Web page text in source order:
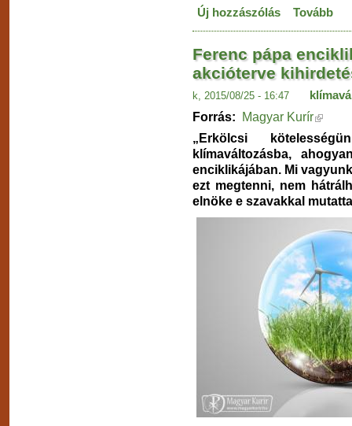
Új hozzászólás Tovább
Ferenc pápa
akcióterve
k, 2015/08/25 - 16:47
Forrás: Magyar Kurír
„Erkölcsi
klímaváltozásba,
enciklikájában. Mi
ezt megtenni, nem
elnöke e szavakkal